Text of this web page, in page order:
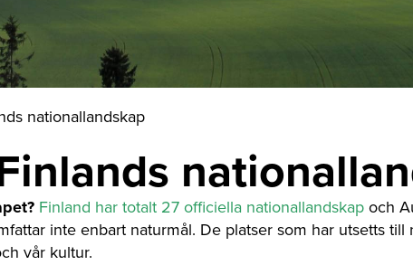
nationallandskap
Finland har totalt 27 officiella nationallandskapoch
inte enbart naturmål. De platser som har utsetts
vår kultur.